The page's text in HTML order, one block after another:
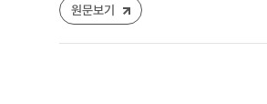
원문보기